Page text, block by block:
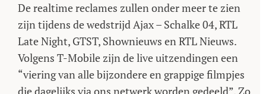
De realtime reclames zullen onder meer te zien
zijn tijdens de wedstrijd Ajax – Schalke 04, RTL
Late Night, GTST, Shownieuws en RTL Nieuws.
Volgens T-Mobile zijn de live uitzendingen een
“viering van alle bijzondere en grappige filmpjes
die dagelijks via ons netwerk worden gedeeld”. Zo